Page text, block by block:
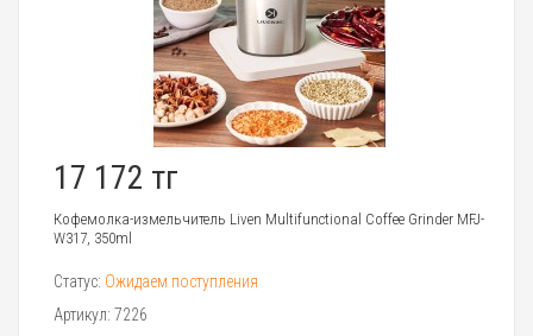
17 172 тг
Кофемолка-измельчитель Liven Multifunctional Coffee Grinder MFJ-
W317, 350ml
Статус: Ожидаем поступления
Артикул: 7226